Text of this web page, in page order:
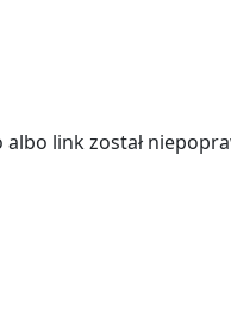
link został